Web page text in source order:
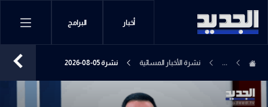
أخبار البرامج
... نشرة الأخبار المسائية نشرة 05-08-2026